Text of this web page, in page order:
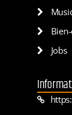
Jobs